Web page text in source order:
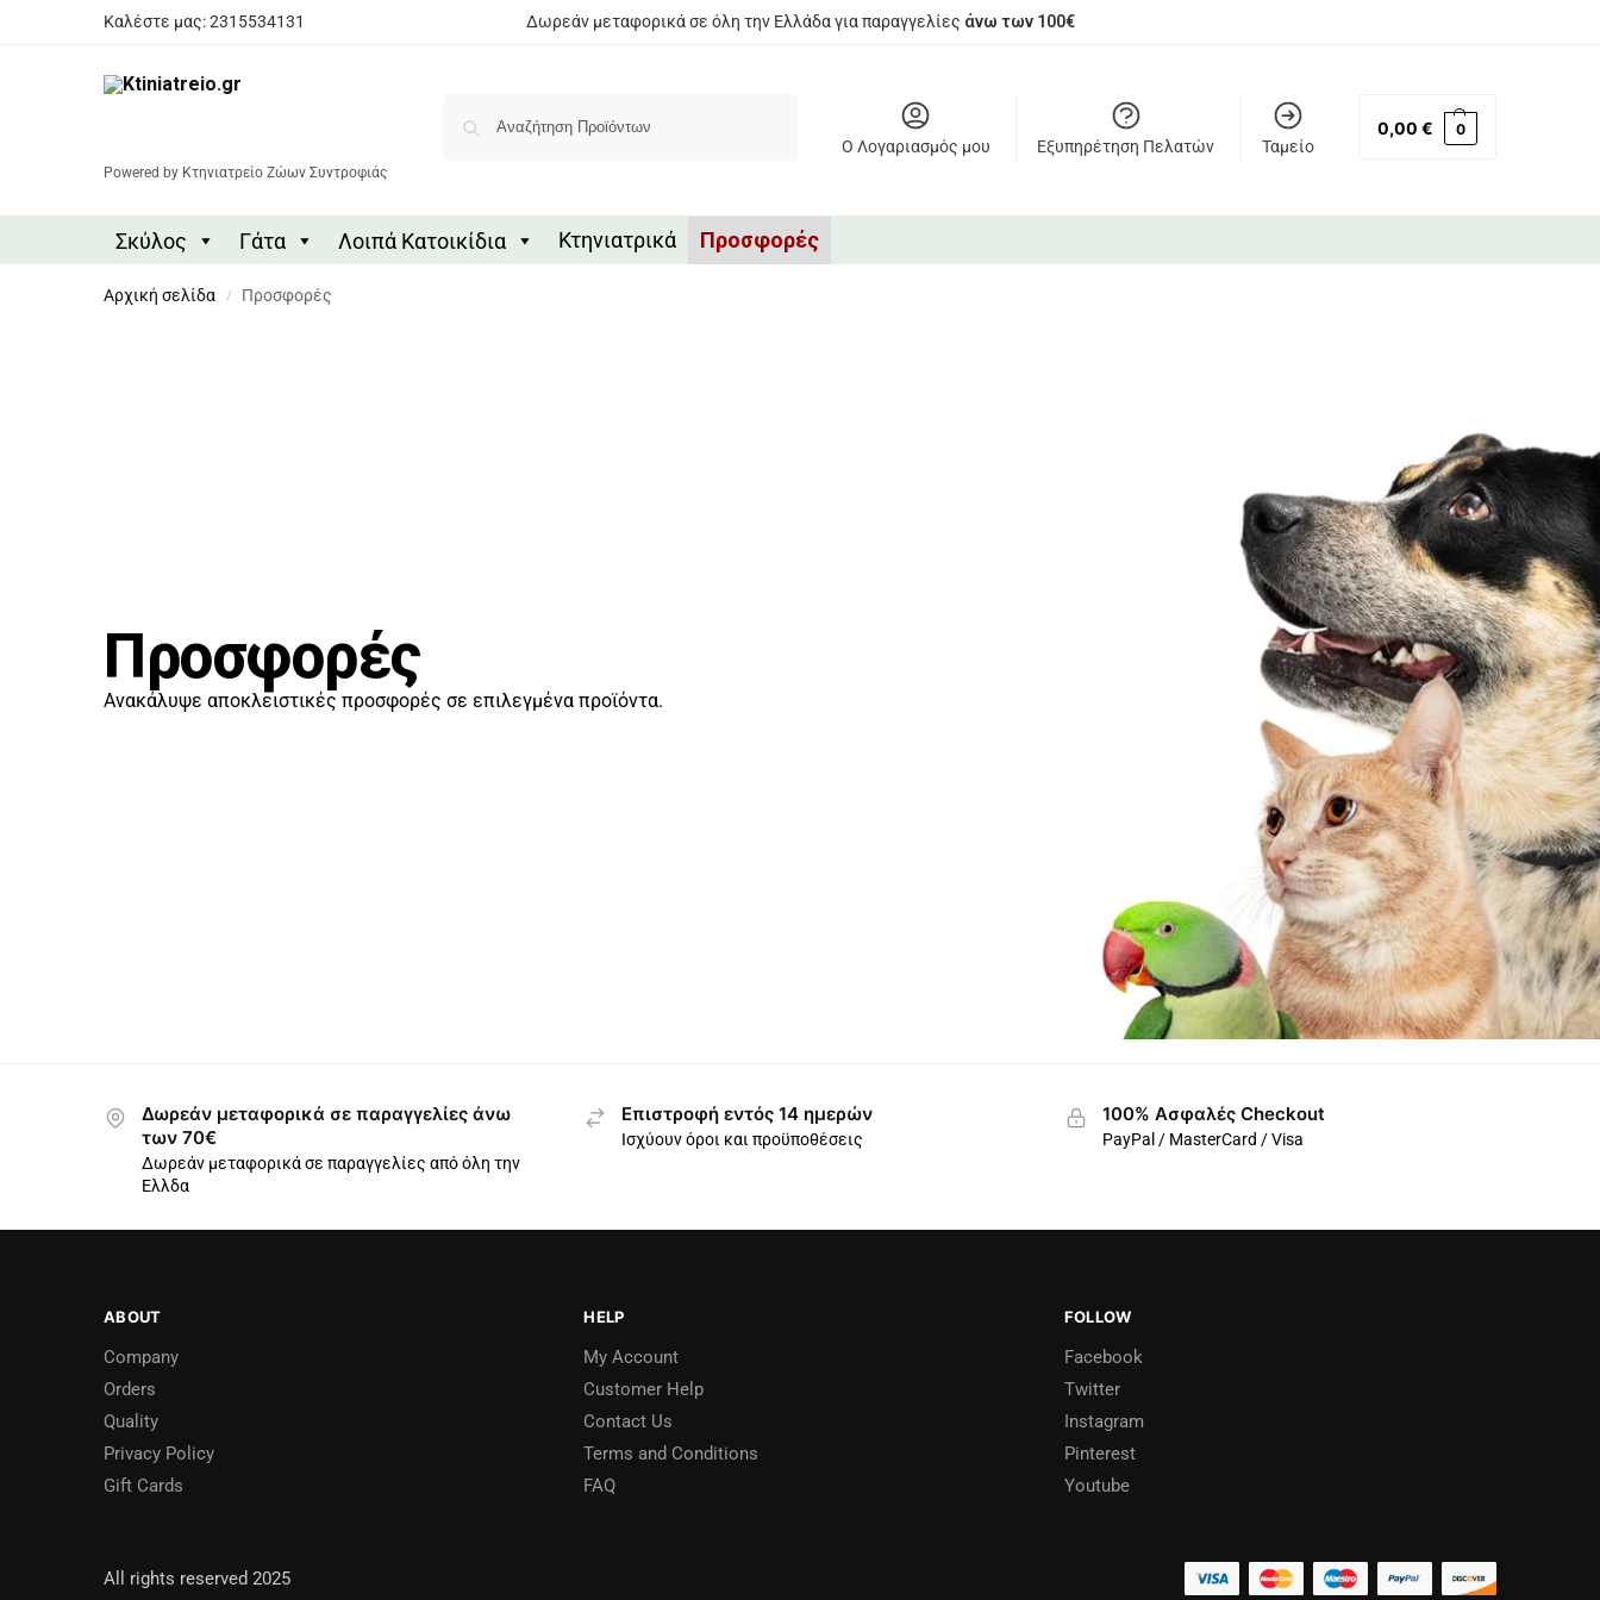
Καλέστε μας: 2315534131 Δωρεάν μεταφορικά σε όλη την Ελλάδα για παραγγελίες άνω των 100€
Powered by Κτηνιατρείο Ζώων Συντροφιάς
Ο Λογαριασμός μου Εξυπηρέτηση Πελατών Ταμείο
0,00 € 0
Σκύλος Γάτα Λοιπά Κατοικίδια Κτηνιατρικά Προσφορές
Αρχική σελίδα / Προσφορές
Προσφορές
Ανακάλυψε αποκλειστικές προσφορές σε επιλεγμένα προϊόντα.
Δωρεάν μεταφορικά σε παραγγελίες άνω
των 70€
Δωρεάν μεταφορικά σε παραγγελίες από όλη την
Ελλδα
Επιστροφή εντός 14 ημερών
Ισχύουν όροι και προϋποθέσεις
100% Ασφαλές Checkout
PayPal / MasterCard / Visa
ABOUT
Company
Orders
Quality
Privacy Policy
Gift Cards
HELP
My Account
Customer Help
Contact Us
Terms and Conditions
FAQ
FOLLOW
Facebook
Twitter
Instagram
Pinterest
Youtube
All rights reserved 2025